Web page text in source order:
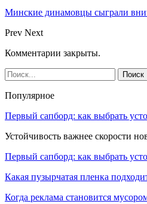
Минские динамовцы сыграли
Prev Next
Комментарии закрыты.
Популярное
Первый сапборд: как выбрать
Устойчивость важнее скорости
Первый сапборд: как выбрать
Какая пузырчатая пленка
Когда реклама становится